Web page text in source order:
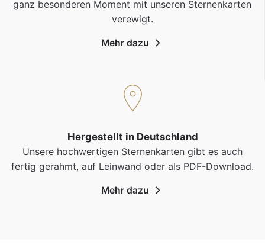
ganz besonderen Moment mit unseren Sternenkarten
verewigt.
Mehr dazu
Hergestellt in Deutschland
Unsere hochwertigen Sternenkarten gibt es auch
fertig gerahmt, auf Leinwand oder als PDF-Download.
Mehr dazu